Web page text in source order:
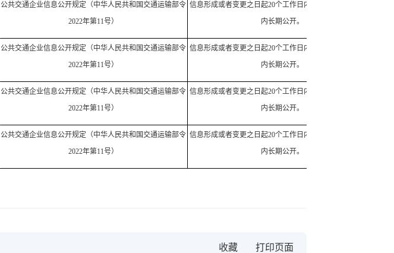
公共交通企业信息公开规定（中华人民共和国交通运输部令
2022年第11号）
信息形成或者变更之日起20个工作日内予以公开。有限期限
内长期公开。
公共交通企业信息公开规定（中华人民共和国交通运输部令
2022年第11号）
信息形成或者变更之日起20个工作日内予以公开。有限期限
内长期公开。
公共交通企业信息公开规定（中华人民共和国交通运输部令
2022年第11号）
信息形成或者变更之日起20个工作日内予以公开。有限期限
内长期公开。
公共交通企业信息公开规定（中华人民共和国交通运输部令
2022年第11号）
信息形成或者变更之日起20个工作日内予以公开。有限期限
内长期公开。
收藏